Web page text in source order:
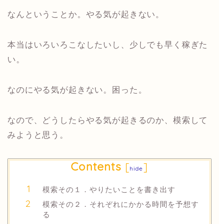
なんということか。やる気が起きない。
本当はいろいろこなしたいし、少しでも早く稼ぎた
い。
なのにやる気が起きない。困った。
なので、どうしたらやる気が起きるのか、模索して
みようと思う。
Contents [hide ]
模索その１．やりたいことを書き出す
模索その２．それぞれにかかる時間を予想す
る